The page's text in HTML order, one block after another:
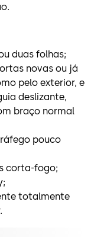
duas folhas;
novas ou já
pelo exterior, e
deslizante,
braço normal
pouco
corta-fogo;
totalmente